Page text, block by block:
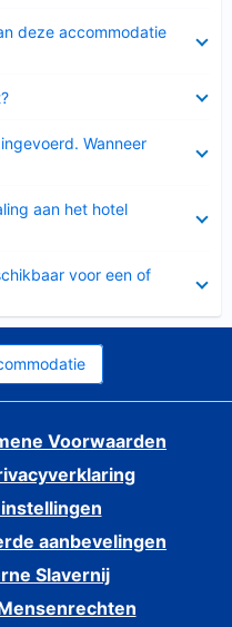
deze accommodatie
Wanneer
aan het hotel
voor een of
Voorwaarden
aanbevelingen
Slavernij